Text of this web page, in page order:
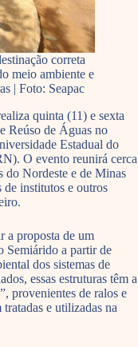
correta
meio ambiente e
| Foto: Seapac
quinta (11) e sexta
Reúso de Águas no
Estadual do
O evento reunirá cerca
do Nordeste e de Minas
de institutos e outros
a proposta de um
Semiárido a partir de
dos sistemas de
essas estruturas têm a
provenientes de ralos e
tratadas e utilizadas na